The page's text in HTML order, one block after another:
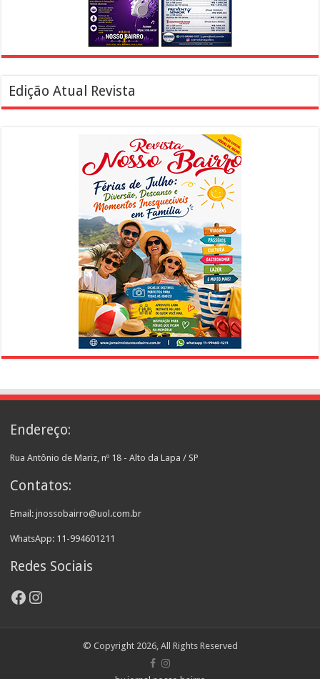
Edição Atual Revista
Endereço:
Rua Antônio de Mariz, nº 18 - Alto da Lapa / SP
Contatos:
Email: jnossobairro@uol.com.br
WhatsApp: 11-994601211
Redes Sociais
Facebook
Instagram
© Copyright 2026, All Rights Reserved